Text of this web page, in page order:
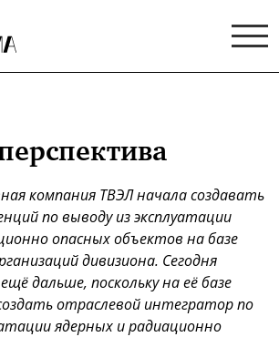
компания ТВЭЛ начала создавать
по выводу из эксплуатации
опасных объектов на базе
дивизиона. Сегодня
дальше, поскольку на её базе
отраслевой интегратор по
ядерных и радиационно